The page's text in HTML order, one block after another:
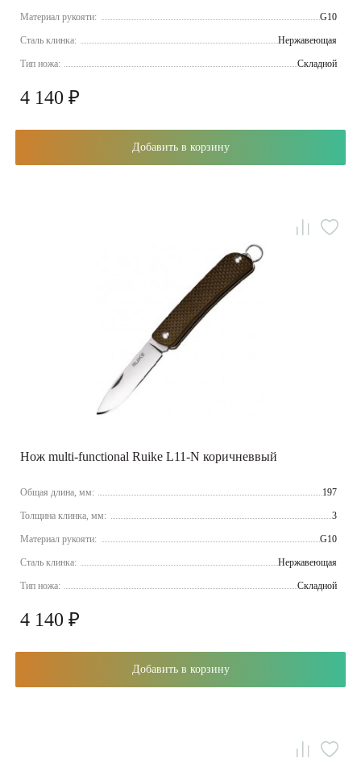
Материал рукояти: G10
Сталь клинка: Нержавеющая
Тип ножа: Складной
4 140 ₽
Добавить в корзину
Нож multi-functional Ruike L11-N коричневвый
Общая длина, мм: 197
Толщина клинка, мм: 3
Материал рукояти: G10
Сталь клинка: Нержавеющая
Тип ножа: Складной
4 140 ₽
Добавить в корзину